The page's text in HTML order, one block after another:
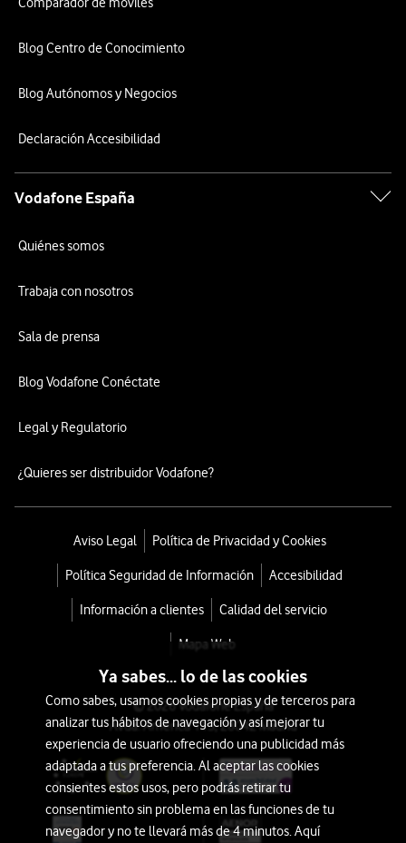
Blog Centro de Conocimiento
Blog Autónomos y Negocios
Declaración Accesibilidad
Vodafone España
Quiénes somos
Trabaja con nosotros
Sala de prensa
Blog Vodafone Conéctate
Legal y Regulatorio
¿Quieres ser distribuidor Vodafone?
Aviso Legal Política de Privacidad y Cookies
Política Seguridad de Información Accesibilidad
Información a clientes Calidad del servicio
Mapa Web
© 2026 Vodafone España
Avda. América 115, 28042 Madrid
Ya sabes... lo de las cookies
Como sabes, usamos cookies propias y de terceros para
analizar tus hábitos de navegación y así mejorar tu
experiencia de usuario ofreciendo una publicidad más
adaptada a tus preferencia. Al aceptar las cookies
consientes estos usos, pero podrás retirar tu
consentimiento sin problema en las funciones de tu
navegador y no te llevará más de 4 minutos. Aquí